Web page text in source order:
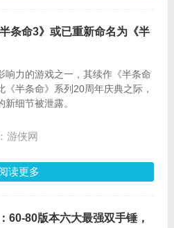
条命3》或已重新命名为《半
响力的游戏之一，其续作《半条命
半条命》系列20周年庆典之际，
细节被泄露。
游侠网
读更多
60-80版本六大最强双手锤，